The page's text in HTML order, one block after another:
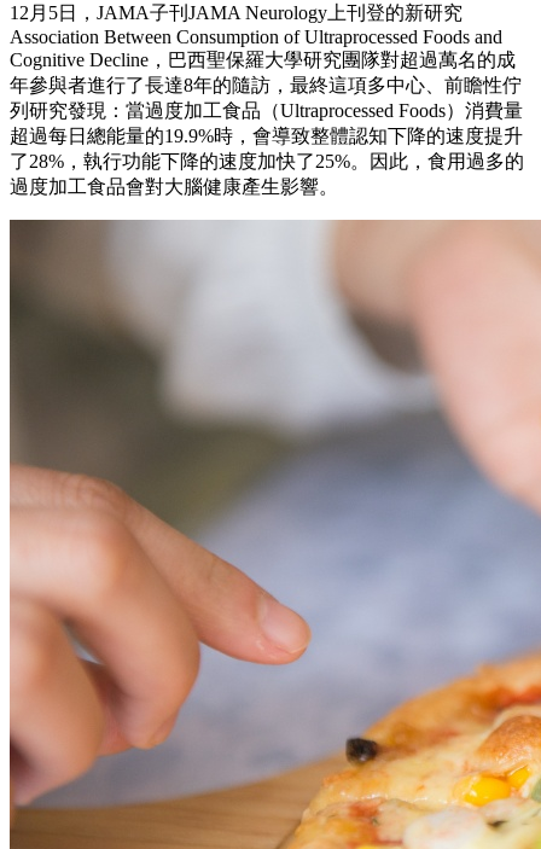
12月5日，JAMA子刊JAMA Neurology上刊登的新研究
Association Between Consumption of Ultraprocessed Foods and
Cognitive Decline，巴西聖保羅大學研究團隊對超過萬名的成
年參與者進行了長達8年的隨訪，最終這項多中心、前瞻性佇
列研究發現：當過度加工食品（Ultraprocessed Foods）消費量
超過每日總能量的19.9%時，會導致整體認知下降的速度提升
了28%，執行功能下降的速度加快了25%。因此，食用過多的
過度加工食品會對大腦健康產生影響。